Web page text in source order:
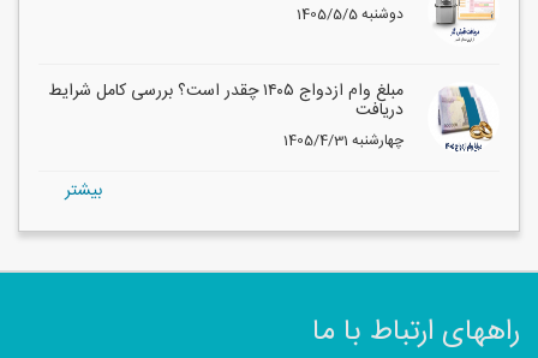
1405/5/5 دوشنبه
مبلغ وام ازدواج ۱۴۰۵ چقدر است؟ بررسی کامل شرایط
دریافت
1405/4/31 چهارشنبه
بيشتر
راههای ارتباط با ما